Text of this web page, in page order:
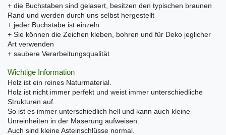
+ die Buchstaben sind gelasert, besitzen den typischen braunen
Rand und werden durch uns selbst hergestellt
+ jeder Buchstabe ist einzeln
+ Sie können die Zeichen kleben, bohren und für Deko jeglicher
Art verwenden
+ saubere Verarbeitungsqualität
Wichtige Information
Holz ist ein reines Naturmaterial.
Holz ist nicht immer perfekt und weist immer unterschiedliche
Strukturen auf.
So ist es immer unterschiedlich hell und kann auch kleine
Unreinheiten in der Maserung aufweisen.
Auch sind kleine Asteinschlüsse normal.